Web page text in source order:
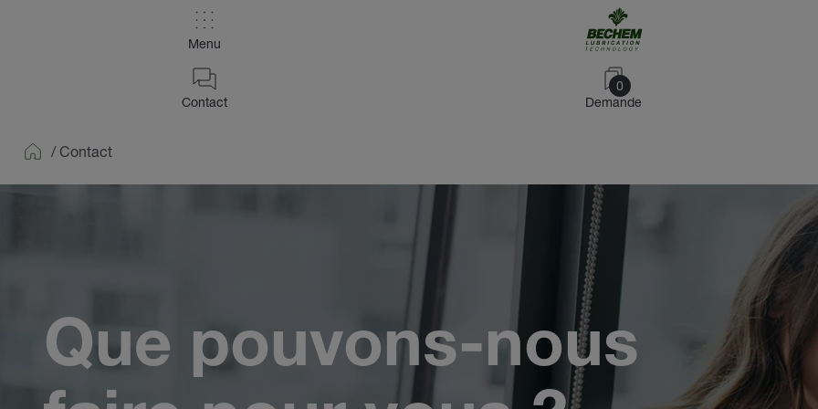
Menu
0
Demande
Contact
/ Contact
Que pouvons-nous